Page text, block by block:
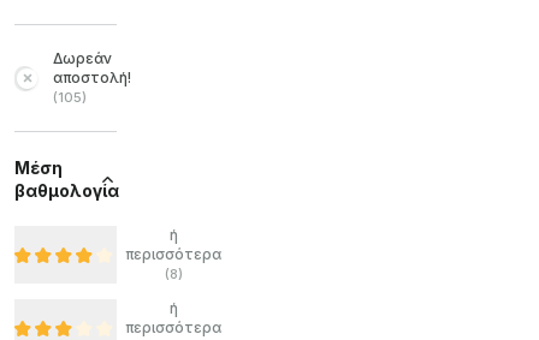
Δωρεάν
αποστολή!
(105)
Μέση
βαθμολογία
ή
περισσότερα
(8)
ή
περισσότερα